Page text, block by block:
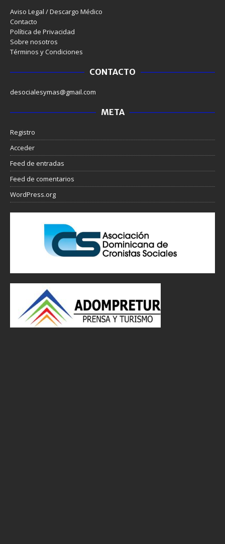
Aviso Legal / Descargo Médico
Contacto
Política de Privacidad
Sobre nosotros
Términos y Condiciones
CONTACTO
desocialesymas@gmail.com
META
Registro
Acceder
Feed de entradas
Feed de comentarios
WordPress.org